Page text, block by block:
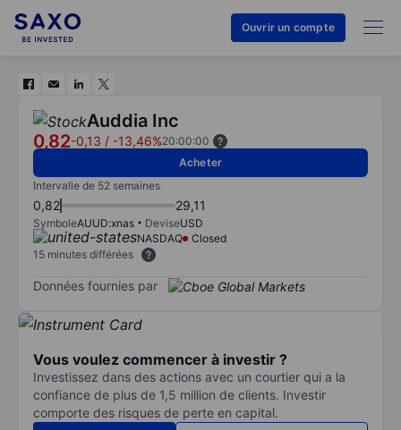
Ouvrir un compte
Auddia Inc
0,82-0,13 / -13,46%20:00:00
Acheter
Intervalle de 52 semaines
0,82 29,11
SymboleAUUD:xnas DeviseUSD
NASDAQ
Closed
15 minutes différées
Données fournies par
Vous voulez commencer à investir ?
Investissez dans des actions avec un courtier qui a la
confiance de plus de 1,5 million de clients. Investir
comporte des risques de perte en capital.